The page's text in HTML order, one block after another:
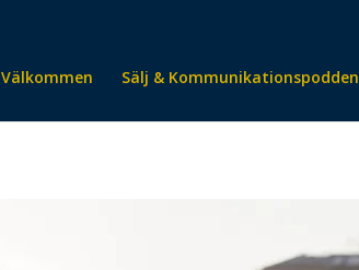
Välkommen Sälj & Kommunikationspodden